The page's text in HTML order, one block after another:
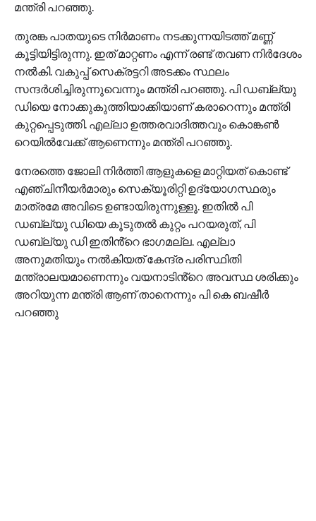
മന്ത്രി പറഞ്ഞു.
തുരങ്ക പാതയുടെ നിർമാണം നടക്കുന്നയിടത്ത് മണ്ണ്
കൂട്ടിയിട്ടിരുന്നു. ഇത് മാറ്റണം എന്ന് രണ്ട് തവണ നിർദേശം
നൽകി. വകുപ്പ് സെക്രട്ടറി അടക്കം സ്ഥലം
സന്ദർശിച്ചിരുന്നുവെന്നും മന്ത്രി പറഞ്ഞു. പി ഡബ്ല്യു
ഡിയെ നോക്കുകുത്തിയാക്കിയാണ് കരാറെന്നും മന്ത്രി
കുറ്റപ്പെടുത്തി. എല്ലാ ഉത്തരവാദിത്തവും കൊങ്കൺ
റെയിൽവേക്ക് ആണെന്നും മന്ത്രി പറഞ്ഞു.
നേരത്തെ ജോലി നിർത്തി ആളുകളെ മാറ്റിയത് കൊണ്ട്
എഞ്ചിനീയർമാരും സെക്യൂരിറ്റി ഉദ്യോഗസ്ഥരും
മാത്രമേ അവിടെ ഉണ്ടായിരുന്നുള്ളൂ. ഇതിൽ പി
ഡബ്ല്യു ഡിയെ കൂടുതൽ കുറ്റം പറയരുത്, പി
ഡബ്ല്യു ഡി ഇതിൻ്റെ ഭാഗമല്ല. എല്ലാ
അനുമതിയും നൽകിയത് കേന്ദ്ര പരിസ്ഥിതി
മന്ത്രാലയമാണെന്നും വയനാടിൻ്റെ അവസ്ഥ ശരിക്കും
അറിയുന്ന മന്ത്രി ആണ് താനെന്നും പി കെ ബഷീർ
പറഞ്ഞു